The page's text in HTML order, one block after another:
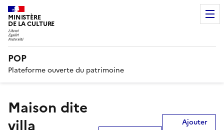
MINISTÈRE
DE LA CULTURE
POP
Plateforme ouverte du patrimoine
maison dite
villa
Ajouter